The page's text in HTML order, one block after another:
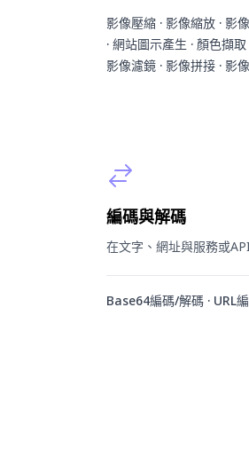
影像壓縮 · 影像縮放 · 影
· 網站圖示產生 · 顏色擷
影像濾鏡 · 影像拼接 · 影
編碼與解碼
在文字、網址與服務或
Base64編碼/解碼 · URL